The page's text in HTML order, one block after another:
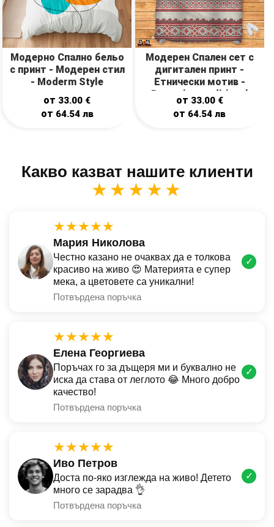
Модерно Спално бельо
с принт - Модерен стил
- Moderm Style
от 33.00 €
от 64.54 лв
Модерен Спален сет с
дигитален принт -
Етнически мотив -
Romanian traditional
motif
от 33.00 €
от 64.54лв
Какво казват нашите клиенти
★★★★★
★★★★★
Мария Николова
Честно казано не очаквах да е толкова
красиво на живо 😍 Материята е супер
мека, а цветовете са уникални!
Потвърдена поръчка
✓
★★★★★
Елена Георгиева
Поръчах го за дъщеря ми и буквално не
иска да става от леглото 😂 Много добро
качество!
Потвърдена поръчка
✓
★★★★★
Иво Петров
Доста по-яко изглежда на живо! Детето
много се зарадва 👌
Потвърдена поръчка
✓